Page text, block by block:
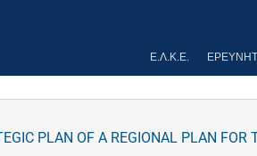
Ε.Λ.Κ.Ε.
PLAN OF A REGIONAL PLAN FOR